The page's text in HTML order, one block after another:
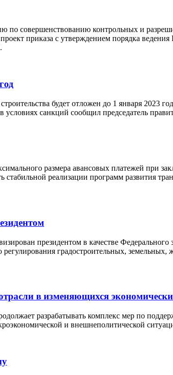
по совершенствованию контрольных и
приказа с утверждением порядка ведения
будет отложен до 1 января 2023
санкций сообщил председатель
размера авансовых платежей при
стабильной реализации программ развития
президентом в качестве
регулирования градостроительных,
в изменяющихся
разрабатывать комплекс мер по
и внешнеполитической